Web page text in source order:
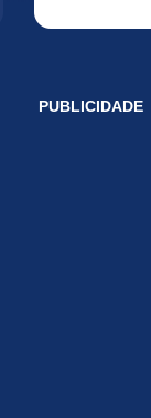
PUBLICIDADE